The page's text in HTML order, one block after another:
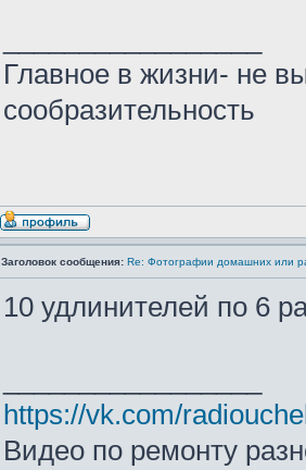
Главное в жизни- не
сообразительность
Заголовок сообщения: Re: Фотографии домашних или
10 удлинителей по 6
https://vk.com/
Видео по ремонту